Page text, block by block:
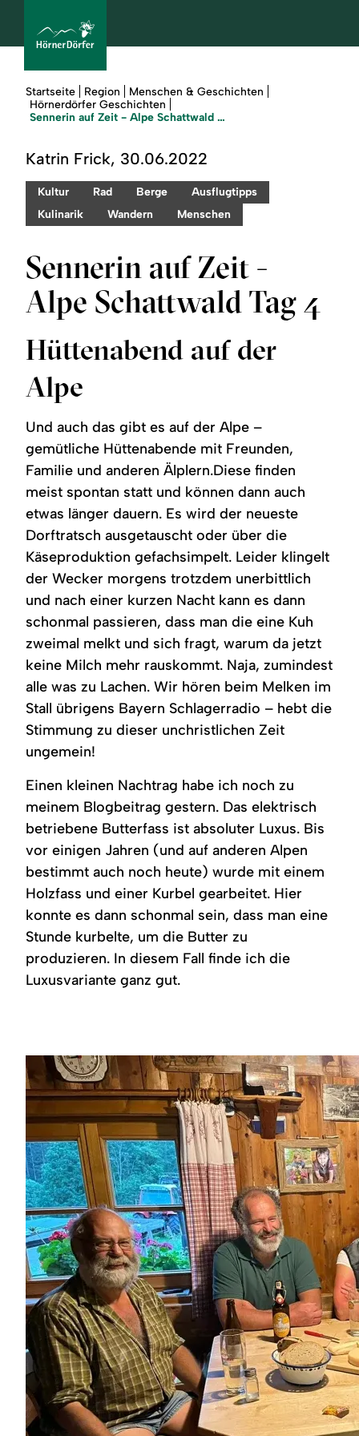
Urlaub
Sommer
Winter
Region
Service
Sie
sind
hier:
Startseite Region
Menschen & Geschichten
Hörnerdörfer Geschichten
Sennerin auf Zeit - Alpe Schattwald Tag 4
Katrin Frick, 30.06.2022
Kultur Rad Berge
Ausflugtipps
Kulinarik
Wandern Menschen
Sennerin auf Zeit -
Alpe Schattwald Tag 4
Hüttenabend auf der
Alpe
Und auch das gibt es auf der Alpe –
gemütliche Hüttenabende mit Freunden,
Familie und anderen Älplern.Diese finden
meist spontan statt und können dann auch
etwas länger dauern. Es wird der neueste
Dorftratsch ausgetauscht oder über die
Käseproduktion gefachsimpelt. Leider klingelt
der Wecker morgens trotzdem unerbittlich
und nach einer kurzen Nacht kann es dann
schonmal passieren, dass man die eine Kuh
zweimal melkt und sich fragt, warum da jetzt
keine Milch mehr rauskommt. Naja, zumindest
alle was zu Lachen. Wir hören beim Melken im
Stall übrigens Bayern Schlagerradio – hebt die
Stimmung zu dieser unchristlichen Zeit
ungemein!
Einen kleinen Nachtrag habe ich noch zu
meinem Blogbeitrag gestern. Das elektrisch
betriebene Butterfass ist absoluter Luxus. Bis
vor einigen Jahren (und auf anderen Alpen
bestimmt auch noch heute) wurde mit einem
Holzfass und einer Kurbel gearbeitet. Hier
konnte es dann schonmal sein, dass man eine
Stunde kurbelte, um die Butter zu
produzieren. In diesem Fall finde ich die
Luxusvariante ganz gut.